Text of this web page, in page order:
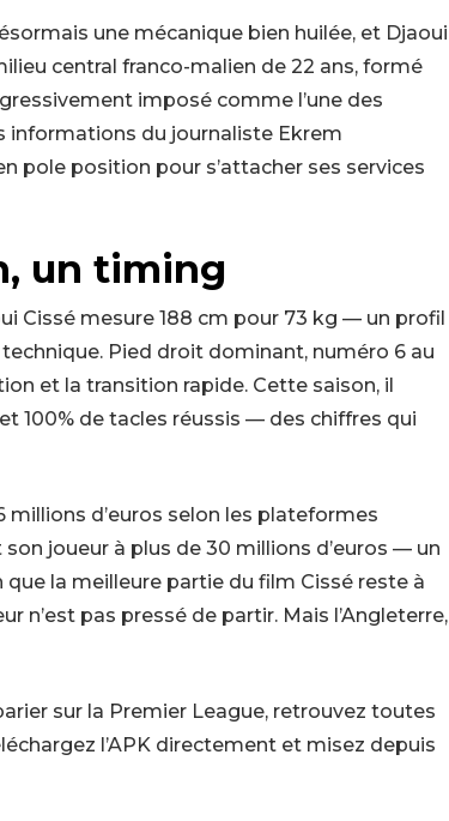
une mécanique bien huilée, et Djaoui
central franco-malien de 22 ans, formé
imposé comme l’une des
informations du journaliste Ekrem
pole position pour s’attacher ses services
un timing
Cissé mesure 188 cm pour 73 kg — un profil
Pied droit dominant, numéro 6 au
et la transition rapide. Cette saison, il
100% de tacles réussis — des chiffres qui
millions d’euros selon les plateformes
joueur à plus de 30 millions d’euros — un
la meilleure partie du film Cissé reste à
n’est pas pressé de partir. Mais l’Angleterre,
sur la Premier League, retrouvez toutes
l’APK directement et misez depuis